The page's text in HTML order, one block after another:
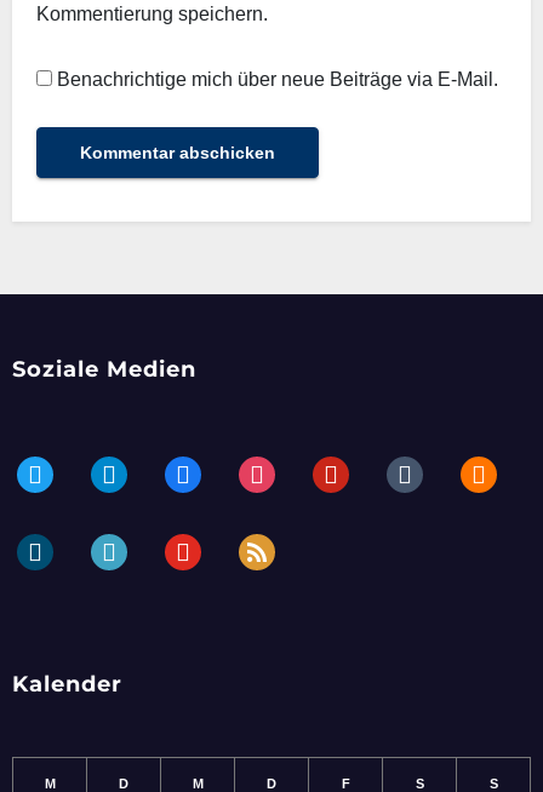
Kommentierung speichern.
Benachrichtige mich über neue Beiträge via E-Mail.
Soziale Medien
twitter telegramfacebookinstagrampinteresttumblr blogger
dailymotionperiscopeyoutube rss
Kalender
M D M D F S S